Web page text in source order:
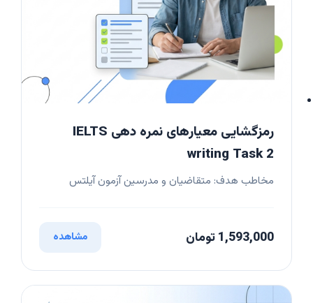
رمزگشایی معیارهای نمره دهی IELTS
writing Task 2
مخاطب هدف: متقاضیان و مدرسین آزمون آیلتس
1,593,000 تومان مشاهده